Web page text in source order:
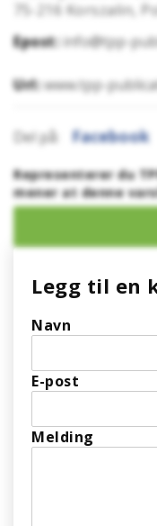
75-216 Korszalin,
Epost:info@tpp-
Url:www.tpp-
Del på: Facebook
Representerer du
mener at denne
Legg til en
Navn
E-post
Melding